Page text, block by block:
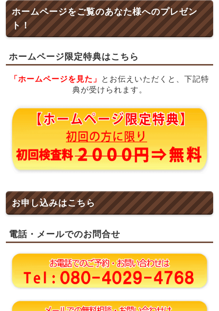
ホームページをご覧のあなた様へのプレゼン
ト！
ホームページ限定特典はこちら
「ホームページを見た」
とお伝えいただくと、下記特
典が受けられます。
お申し込みはこちら
電話・メールでのお問合せ